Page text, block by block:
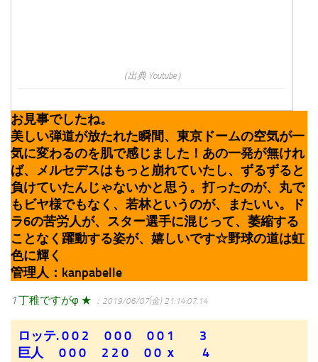
（出典 Youtube）
お見事でしたね。
美しい弾道が放たれた瞬間、東京ドームの空気が一
気に変わるのを肌で感じました！あの一発が無けれ
ば、メルセデスはもっと崩れていたし、ずるずると
負けていたんじゃないかと思う。打ったのが、丸で
もビヤ様でもなく、若林というのが、またいい。ド
ラ6の苦労人が、スター選手に混じって、萎縮する
ことなく躍動する姿が、嬉しいです☆野球の道は虹
色に輝く
管理人：kanpabelle
1丁稚ですがφ ★ ：2019/06/07(金) 21:14:07.14
ロッテ. 0 0 2 0 0 0 0 0 1 3
巨人 0 0 0 2 2 0 0 0 ｘ 4